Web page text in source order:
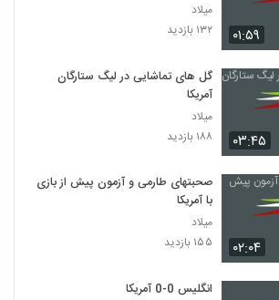
۰۱:۵۹
میلاد
۱۳۲ بازدید
۰۳:۴۵
گل های تماشایی در لیگ ستارگان
آمریکا
میلاد
۱۸۸ بازدید
۰۲:۰۴
صحبتهای طارمی و آزمون پیش از بازی
با آمریکا
میلاد
۱۵۵ بازدید
انگلیس 0-0 آمریکا